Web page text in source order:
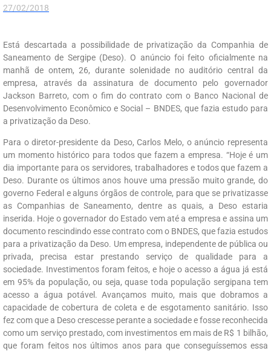
27/02/2018
Está descartada a possibilidade de privatização da Companhia de
Saneamento de Sergipe (Deso). O anúncio foi feito oficialmente na
manhã de ontem, 26, durante solenidade no auditório central da
empresa, através da assinatura de documento pelo governador
Jackson Barreto, com o fim do contrato com o Banco Nacional de
Desenvolvimento Econômico e Social – BNDES, que fazia estudo para
a privatização da Deso.
Para o diretor-presidente da Deso, Carlos Melo, o anúncio representa
um momento histórico para todos que fazem a empresa. “Hoje é um
dia importante para os servidores, trabalhadores e todos que fazem a
Deso. Durante os últimos anos houve uma pressão muito grande, do
governo Federal e alguns órgãos de controle, para que se privatizasse
as Companhias de Saneamento, dentre as quais, a Deso estaria
inserida. Hoje o governador do Estado vem até a empresa e assina um
documento rescindindo esse contrato com o BNDES, que fazia estudos
para a privatização da Deso. Um empresa, independente de pública ou
privada, precisa estar prestando serviço de qualidade para a
sociedade. Investimentos foram feitos, e hoje o acesso a água já está
em 95% da população, ou seja, quase toda população sergipana tem
acesso a água potável. Avançamos muito, mais que dobramos a
capacidade de cobertura de coleta e de esgotamento sanitário. Isso
fez com que a Deso crescesse perante a sociedade e fosse reconhecida
como um serviço prestado, com investimentos em mais de R$ 1 bilhão,
que foram feitos nos últimos anos para que conseguíssemos essa